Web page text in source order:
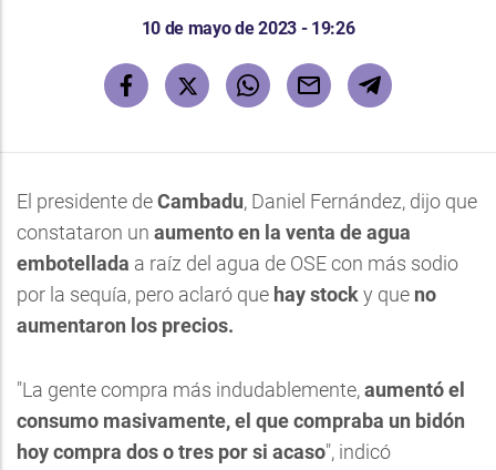
10 de mayo de 2023 - 19:26
El presidente deCambadu, Daniel Fernández, dijo que
constataron un aumento en la venta de agua
embotellada a raíz del agua de OSE con más sodio
por la sequía, pero aclaró que hay stocky que no
aumentaron los precios.
"La gente compra más indudablemente,aumentó el
consumo masivamente,el que compraba un bidón
hoy compra dos o tres por si acaso", indicó